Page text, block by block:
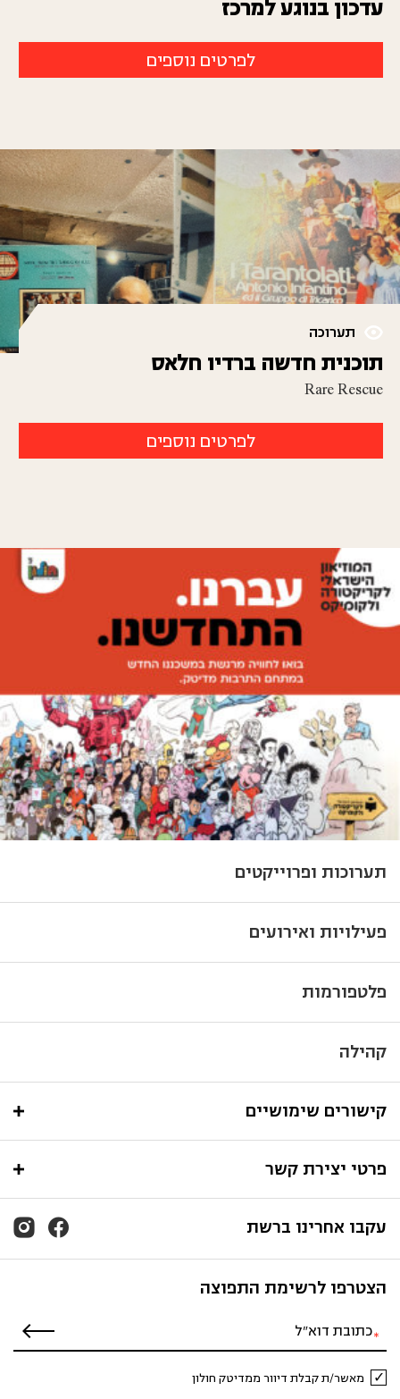
עדכון בנוגע למרכז
לפרטים נוספים
תערוכה
תוכנית חדשה ברדיו חלאס
Rare Rescue
לפרטים נוספים
תערוכות ופרוייקטים
פעילויות ואירועים
פלטפורמות
קהילה
קישורים שימושיים
פרטי יצירת קשר
עקבו אחרינו ברשת
הצטרפו לרשימת התפוצה
מאשר/ת קבלת דיוור ממדיטק חולון